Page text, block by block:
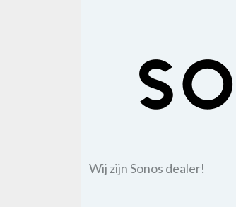
Wij zijn Sonos dealer!